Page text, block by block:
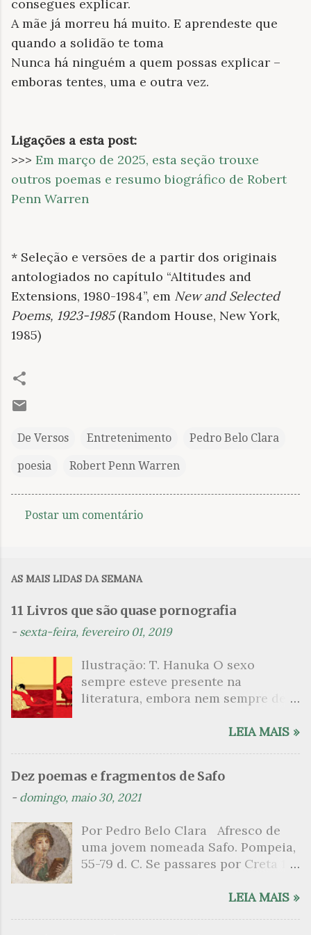
consegues explicar.
A mãe já morreu há muito. E aprendeste que
quando a solidão te toma
Nunca há ninguém a quem possas explicar –
emboras tentes, uma e outra vez.
Ligações a esta post:
>>> Em março de 2025, esta seção trouxe
outros poemas e resumo biográfico de Robert
Penn Warren
* Seleção e versões de a partir dos originais
antologiados no capítulo “Altitudes and
Extensions, 1980-1984”, em New and Selected
Poems, 1923-1985(Random House, New York,
1985)
De Versos Entretenimento Pedro Belo Clara
poesia Robert Penn Warren
n
t
i
o
Postar um comentário
AS MAIS LIDAS DA SEMANA
11 Livros que são quase pornografia
- sexta-feira, fevereiro 01, 2019
Ilustração: T. Hanuka O sexo
sempre esteve presente na
literatura, embora nem sempre de
que mergulharam em sua própria
psicanalítico e findaram por revelar
a partir dessa intimidade o lado
apresenta um conjunto de livros
nos quais os escritores se
desnudam, livros que dispensam o
tom. Christine Angot, até o presente
uma romancista francesa quase
LEIA MAIS »
Dez poemas e fragmentos de Safo
- domingo, maio 30, 2021
Por Pedro Belo Clara Afresco de
uma jovem nomeada Safo. Pompeia,
55-79 d. C. Se passares por Creta 1
grato é o pomar de macieiras e do
LEIA MAIS »